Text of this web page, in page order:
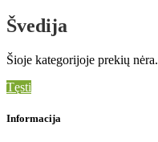
Švedija
Šioje kategorijoje prekių nėra.
Tęsti
Informacija